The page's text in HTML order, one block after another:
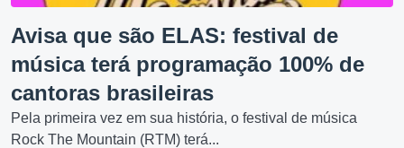
Avisa que são ELAS: festival de
música terá programação 100% de
cantoras brasileiras
Pela primeira vez em sua história, o festival de música
Rock The Mountain (RTM) terá...